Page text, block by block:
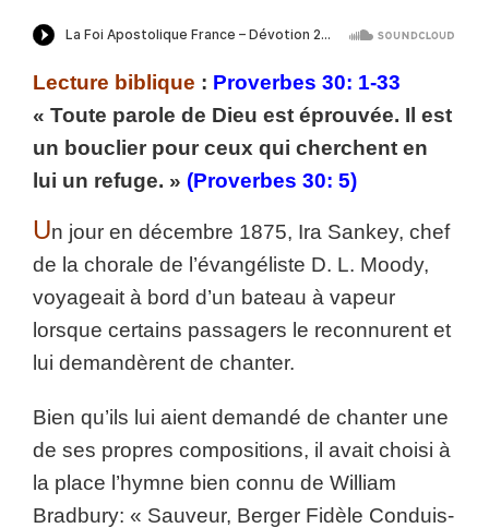
Lecture biblique : Proverbes 30: 1-33
« Toute parole de Dieu est éprouvée. Il est
un bouclier pour ceux qui cherchent en
lui un refuge. » (Proverbes 30: 5)
Un jour en décembre 1875, Ira Sankey, chef
de la chorale de l’évangéliste D. L. Moody,
voyageait à bord d’un bateau à vapeur
lorsque certains passagers le reconnurent et
lui demandèrent de chanter.
Bien qu’ils lui aient demandé de chanter une
de ses propres compositions, il avait choisi à
la place l’hymne bien connu de William
Bradbury: « Sauveur, Berger Fidèle Conduis-